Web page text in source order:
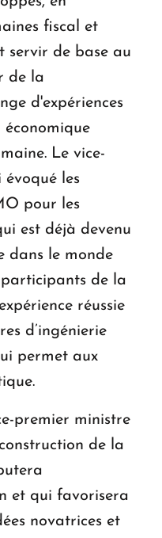
fiscal et
servir de base au
de la
d'expériences
économique
Le vice-
évoqué les
pour les
est déjà devenu
dans le monde
de la
réussie
d’ingénierie
permet aux
premier ministre
de la
et qui favorisera
novatrices et